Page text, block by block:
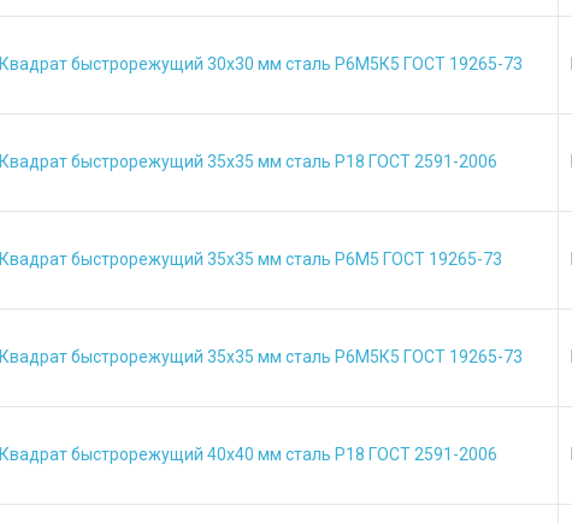
Квадрат быстрорежущий 30х30 мм сталь Р6М5К5 ГОСТ 19265-73
Квадрат быстрорежущий 35х35 мм сталь Р18 ГОСТ 2591-2006
Квадрат быстрорежущий 35х35 мм сталь Р6М5 ГОСТ 19265-73
Квадрат быстрорежущий 35х35 мм сталь Р6М5К5 ГОСТ 19265-73
Квадрат быстрорежущий 40х40 мм сталь Р18 ГОСТ 2591-2006